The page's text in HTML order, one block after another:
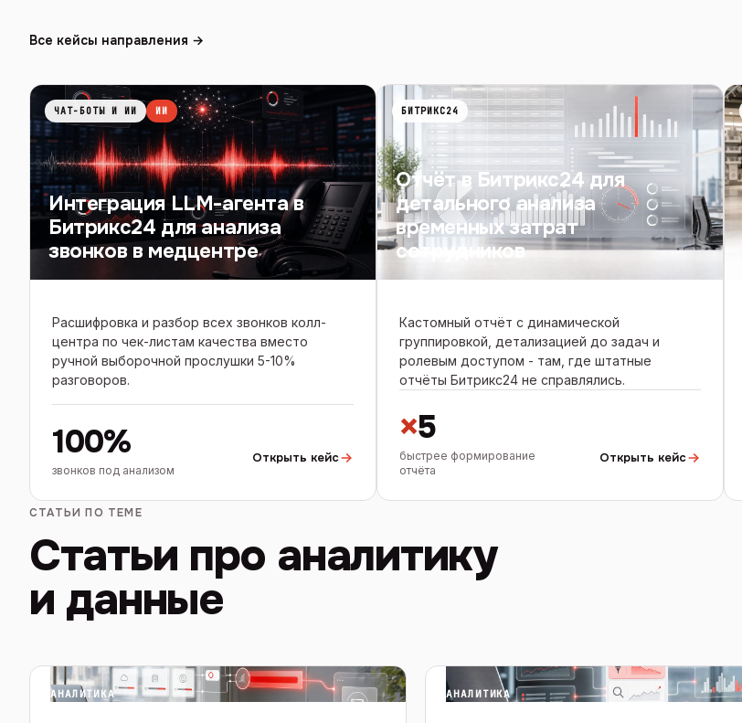
Все кейсы направления →
ЧАТ-БОТЫ И ИИ ИИ
Интеграция LLM-агента в
Битрикс24 для анализа
звонков в медцентре
Расшифровка и разбор всех звонков колл-
центра по чек-листам качества вместо
ручной выборочной прослушки 5-10%
разговоров.
100%
звонков под анализом
Открыть кейс
БИТРИКС24
Отчёт в Битрикс24 для
детального анализа
временных затрат
сотрудников
Кастомный отчёт с динамической
группировкой, детализацией до задач и
ролевым доступом - там, где штатные
отчёты Битрикс24 не справлялись.
×5
быстрее формирование
отчёта
Открыть кейс
СТАТЬИ ПО ТЕМЕ
Статьи про аналитику
и данные
АНАЛИТИКА АНАЛИТИКА